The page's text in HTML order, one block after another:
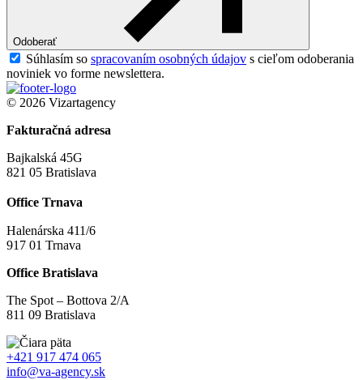
Odoberať
Súhlasím so spracovaním osobných údajov s cieľom odoberania
noviniek vo forme newslettera.
© 2026 Vizartagency
Fakturačná adresa
Bajkalská 45G
821 05 Bratislava
Office Trnava
Halenárska 411/6
917 01 Trnava
Office Bratislava
The Spot – Bottova 2/A
811 09 Bratislava
+421 917 474 065
info@va-agency.sk